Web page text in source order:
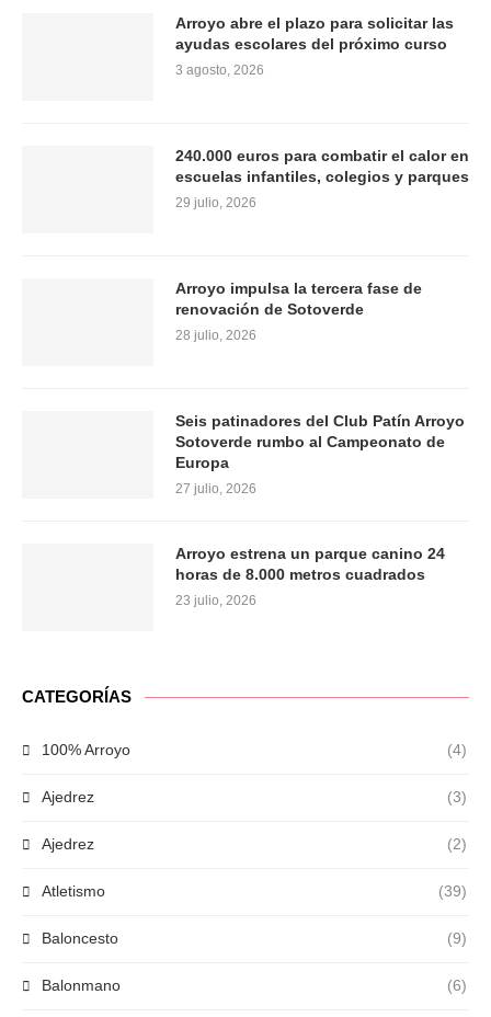
Arroyo abre el plazo para solicitar las
ayudas escolares del próximo curso
3 agosto, 2026
240.000 euros para combatir el calor en
escuelas infantiles, colegios y parques
29 julio, 2026
Arroyo impulsa la tercera fase de
renovación de Sotoverde
28 julio, 2026
Seis patinadores del Club Patín Arroyo
Sotoverde rumbo al Campeonato de
Europa
27 julio, 2026
Arroyo estrena un parque canino 24
horas de 8.000 metros cuadrados
23 julio, 2026
CATEGORÍAS
100% Arroyo (4)
Ajedrez (3)
Ajedrez (2)
Atletismo (39)
Baloncesto (9)
Balonmano (6)